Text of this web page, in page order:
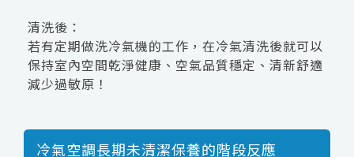
清洗後：
若有定期做洗冷氣機的工作，在冷氣清洗後就可以
保持室內空間乾淨健康、空氣品質穩定、清新舒適
減少過敏原！
冷氣空調長期未清潔保養的階段反應